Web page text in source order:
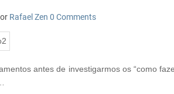
Rafael Zen 0 Comments
antes de investigarmos os “como